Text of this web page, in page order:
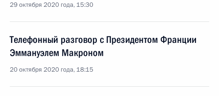
29 октября 2020 года, 15:30
Телефонный разговор с Президентом Франции
Эммануэлем Макроном
20 октября 2020 года, 18:15